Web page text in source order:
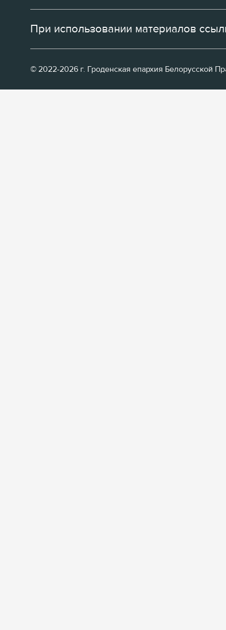
При использовании материалов
© 2022-2026 г. Гроденская епархия Белорусской